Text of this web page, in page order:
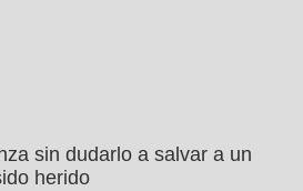
sin dudarlo a salvar a un
herido